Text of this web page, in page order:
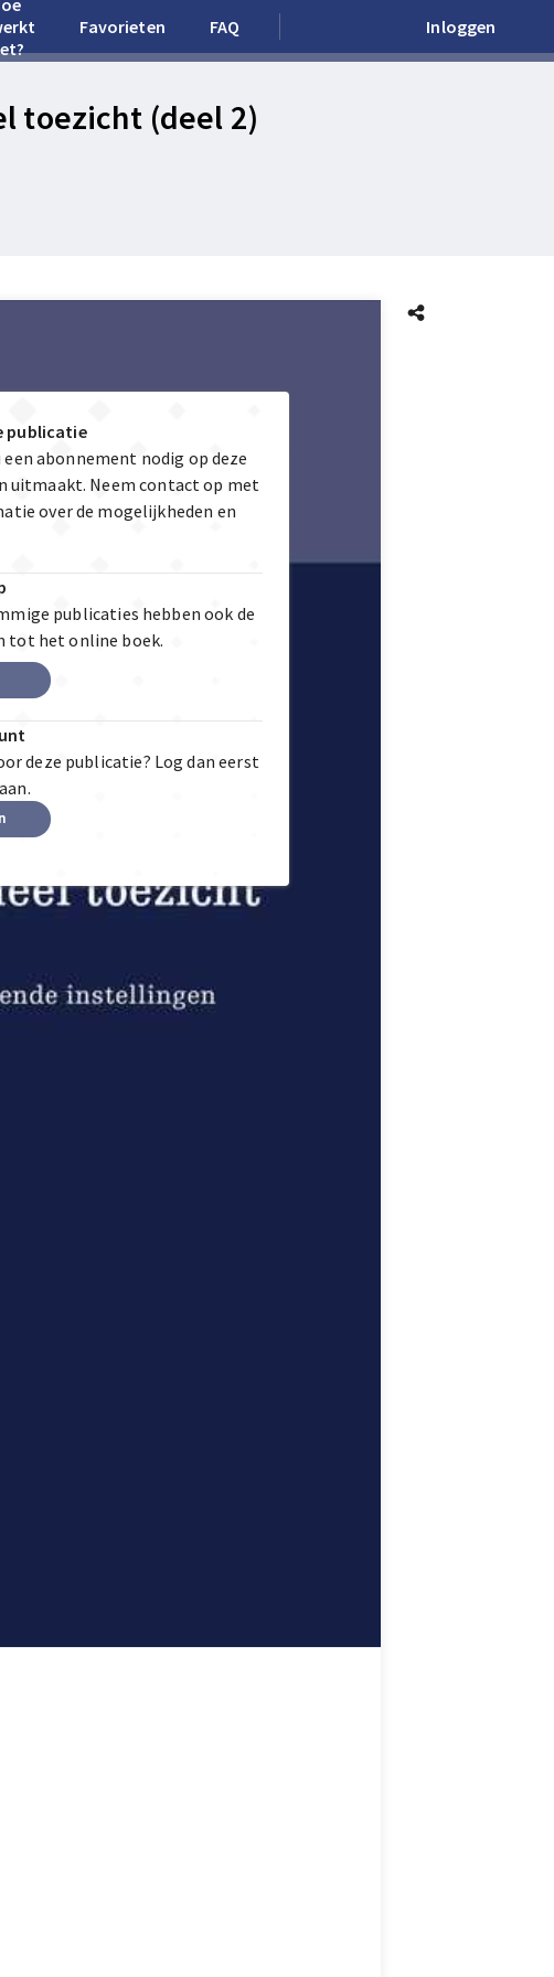
Favorieten FAQ Inloggen
toezicht (deel 2)
publicatie
abonnement nodig op deze
uitmaakt. Neem contact op met
over de mogelijkheden en
publicaties hebben ook de
tot het online boek.
deze publicatie? Log dan eerst